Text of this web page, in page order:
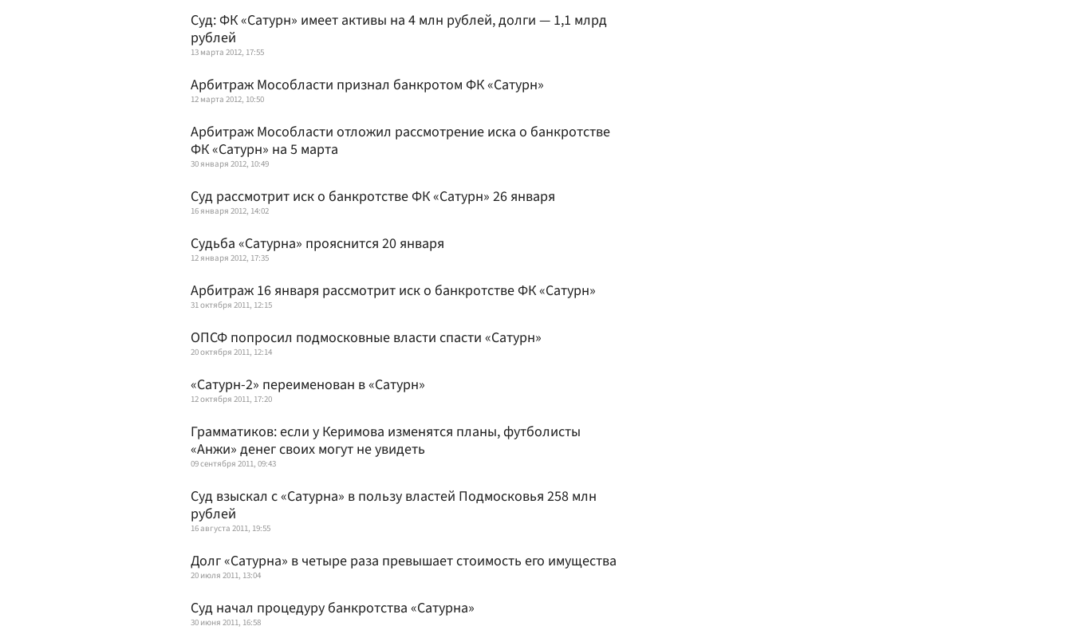
Cуд: ФК «Сатурн» имеет активы на 4 млн рублей, долги — 1,1 млрд
рублей
13 марта 2012, 17:55
Арбитраж Мособласти признал банкротом ФК «Сатурн»
12 марта 2012, 10:50
Арбитраж Мособласти отложил рассмотрение иска о банкротстве
ФК «Сатурн» на 5 марта
30 января 2012, 10:49
Суд рассмотрит иск о банкротстве ФК «Сатурн» 26 января
16 января 2012, 14:02
Судьба «Сатурна» прояснится 20 января
12 января 2012, 17:35
Арбитраж 16 января рассмотрит иск о банкротстве ФК «Сатурн»
31 октября 2011, 12:15
ОПСФ попросил подмосковные власти спасти «Сатурн»
20 октября 2011, 12:14
«Сатурн-2» переименован в «Сатурн»
12 октября 2011, 17:20
Грамматиков: если у Керимова изменятся планы, футболисты
«Анжи» денег своих могут не увидеть
09 сентября 2011, 09:43
Суд взыскал с «Сатурна» в пользу властей Подмосковья 258 млн
рублей
16 августа 2011, 19:55
Долг «Сатурна» в четыре раза превышает стоимость его имущества
20 июля 2011, 13:04
Суд начал процедуру банкротства «Сатурна»
30 июня 2011, 16:58